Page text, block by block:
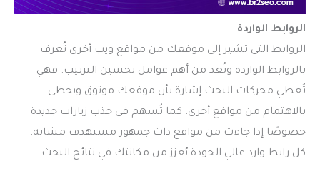
الروابط الواردة
الروابط التي تشير إلى موقعك من مواقع ويب أخرى تُعرف
بالروابط الواردة وتُعد من أهم عوامل تحسين الترتيب. فهي
تُعطي محركات البحث إشارة بأن موقعك موثوق ويحظى
بالاهتمام من مواقع أخرى. كما تُسهم في جذب زيارات جديدة
خصوصًا إذا جاءت من مواقع ذات جمهور مستهدف مشابه.
كل رابط وارد عالي الجودة يُعزز من مكانتك في نتائج البحث.